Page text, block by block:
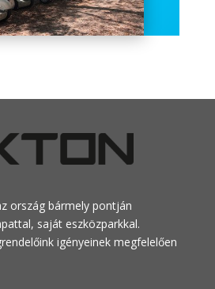
ország bármely pontján
saját eszközparkkal.
igényeinek megfelelően